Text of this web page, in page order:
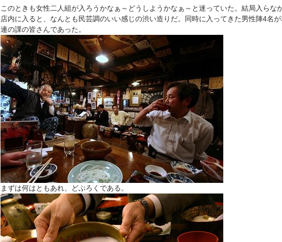
このときも女性二人組が入ろうかなぁ～どうしようかなぁ～と迷っていた。結局入らな
店内に入ると、なんとも民芸調のいい感じの渋い造りだ。同時に入ってきた男性陣4名
連の課の皆さんであった。
まずは何はともあれ、どぶろくである。